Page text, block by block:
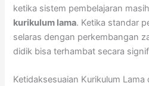
ketika sistem pembelajaran
kurikulum lama. Ketika standar
selaras dengan perkembangan
didik bisa terhambat secara
Ketidaksesuaian Kurikulum